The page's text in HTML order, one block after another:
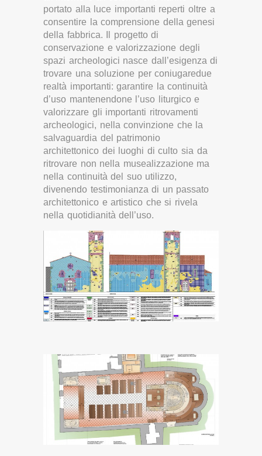
portato alla luce importanti reperti oltre a
consentire la comprensione della genesi
della fabbrica. Il progetto di
conservazione e valorizzazione degli
spazi archeologici nasce dall’esigenza di
trovare una soluzione per coniugaredue
realtà importanti: garantire la continuità
d’uso mantenendone l’uso liturgico e
valorizzare gli importanti ritrovamenti
archeologici, nella convinzione che la
salvaguardia del patrimonio
architettonico dei luoghi di culto sia da
ritrovare non nella musealizzazione ma
nella continuità del suo utilizzo,
divenendo testimonianza di un passato
architettonico e artistico che si rivela
nella quotidianità dell’uso.